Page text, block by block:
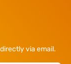
via email.